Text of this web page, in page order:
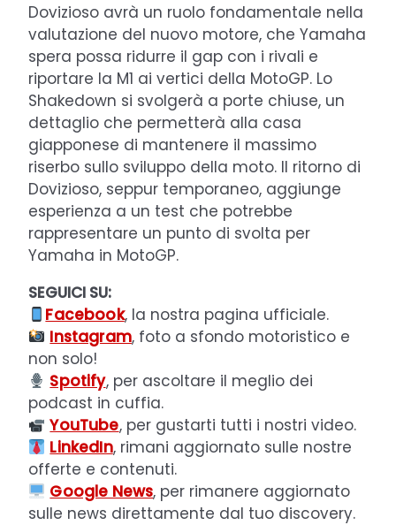
Dovizioso avrà un ruolo fondamentale nella
valutazione del nuovo motore, che Yamaha
spera possa ridurre il gap con i rivali e
riportare la M1 ai vertici della MotoGP. Lo
Shakedown si svolgerà a porte chiuse, un
dettaglio che permetterà alla casa
giapponese di mantenere il massimo
riserbo sullo sviluppo della moto. Il ritorno di
Dovizioso, seppur temporaneo, aggiunge
esperienza a un test che potrebbe
rappresentare un punto di svolta per
Yamaha in MotoGP.
SEGUICI SU:
Facebook, la nostra pagina ufficiale.
Instagram, foto a sfondo motoristico e
non solo!
Spotify, per ascoltare il meglio dei
podcast in cuffia.
YouTube, per gustarti tutti i nostri video.
LinkedIn, rimani aggiornato sulle nostre
offerte e contenuti.
Google News, per rimanere aggiornato
sulle news direttamente dal tuo discovery.